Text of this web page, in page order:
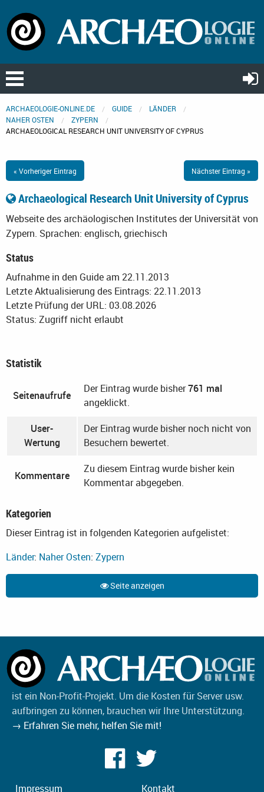
ARCHAEOLOGIE-ONLINE.DE GUIDE
LÄNDER
NAHER OSTEN
ZYPERN
ARCHAEOLOGICAL RESEARCH UNIT UNIVERSITY OF CYPRUS
« Vorheriger Eintrag Nächster Eintrag »
Archaeological Research Unit University of Cyprus
Webseite des archäologischen Institutes der Universität von
Zypern. Sprachen: englisch, griechisch
Status
Aufnahme in den Guide am 22.11.2013
Letzte Aktualisierung des Eintrags: 22.11.2013
Letzte Prüfung der URL: 03.08.2026
Status: Zugriff nicht erlaubt
Statistik
Seitenaufrufe
Der Eintrag wurde bisher761 mal
angeklickt.
User-
Wertung
Der Eintrag wurde bisher noch nicht von
Besuchern bewertet.
Kommentare
Zu diesem Eintrag wurde bisher kein
Kommentar abgegeben.
Kategorien
Dieser Eintrag ist in folgenden Kategorien aufgelistet:
Länder: Naher Osten: Zypern
Seite anzeigen
ist ein Non-Profit-Projekt. Um die Kosten für Server usw.
aufbringen zu können, brauchen wir Ihre Unterstützung.
→ Erfahren Sie mehr, helfen Sie mit!
Impressum Kontakt